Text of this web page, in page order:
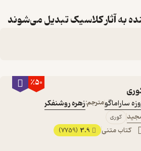
به آثار کلاسیک تبدیل می‌شوند
٪50
ساراماگومترجم:زهره روشنفکر
کوری
کتاب متنی 3.9
(7759)